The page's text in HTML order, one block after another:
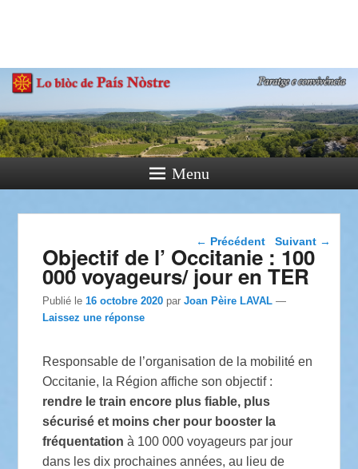
Paratge e Convivència
Menu
Navigation dans les
articles
← Précédent Suivant →
Objectif de l’ Occitanie : 100
000 voyageurs/ jour en TER
Publié le16 octobre 2020 parJoan Pèire LAVAL —
Laissez une réponse
Responsable de l’organisation de la mobilité en
Occitanie, la Région affiche son objectif :
rendre le train encore plus fiable, plus
sécurisé et moins cher pour booster la
fréquentation à 100 000 voyageurs par jour
dans les dix prochaines années, au lieu de